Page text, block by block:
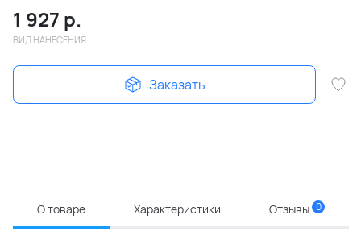
1 927 р.
ВИД НАНЕСЕНИЯ
Заказать
О товаре Характеристики Отзывы 0